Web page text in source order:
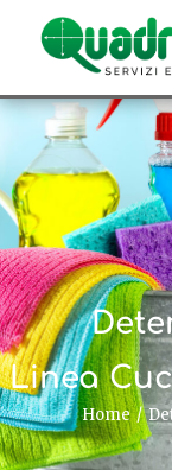
Linea
Tu sei qui:Home